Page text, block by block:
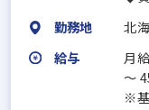
勤務地
北
給与
月
～
※